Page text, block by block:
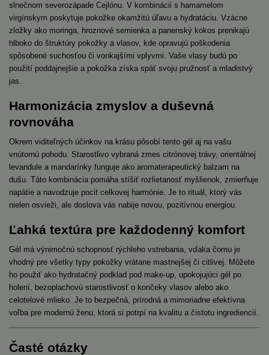
slnečnom severozápade Cejlónu. V kombinácii s hamamelom
virgínskym poskytuje pokožke okamžitú úľavu a hydratáciu. Vzácne
zložky ako moringa, hroznové semienka a panenský kokos prenikajú
hlboko do štruktúry pokožky a vlasov, kde opravujú poškodenia
spôsobené suchosťou či vonkajšími vplyvmi. Vaše vlasy budú po
použití poddajnejšie a pokožka získa späť svoju pružnosť a mladistvý
jas.
Harmonizácia zmyslov a duševná
rovnováha
Okrem viditeľných účinkov na krásu pôsobí tento gél aj na vašu
vnútornú pohodu. Starostlivo vybraná zmes citrónovej trávy, orientálnej
levandule a mandarínky funguje ako aromaterapeutický balzam na
dušu. Táto kombinácia pomáha stíšiť rozlietanosť myšlienok, zmierňuje
napätie a navodzuje pocit celkovej harmónie. Je to rituál, ktorý vás
nielen osvieži, ale doslova vás nabije novou, pozitívnou energiou.
Ľahká textúra pre každodenný komfort
Gél má výnimočnú schopnosť rýchleho vstrebania, vďaka čomu je
vhodný pre všetky typy pokožky vrátane mastnejšej či citlivej. Môžete
ho použiť ako hydratačný podklad pod make-up, upokojujúci gél po
holení, bezoplachovú starostlivosť o končeky vlasov alebo ako
celotelové mlieko. Je to bezpečná, prírodná a mimoriadne efektívna
voľba pre modernú ženu, ktorá si potrpí na kvalitu a čistotu ingrediencií.
Časté otázky